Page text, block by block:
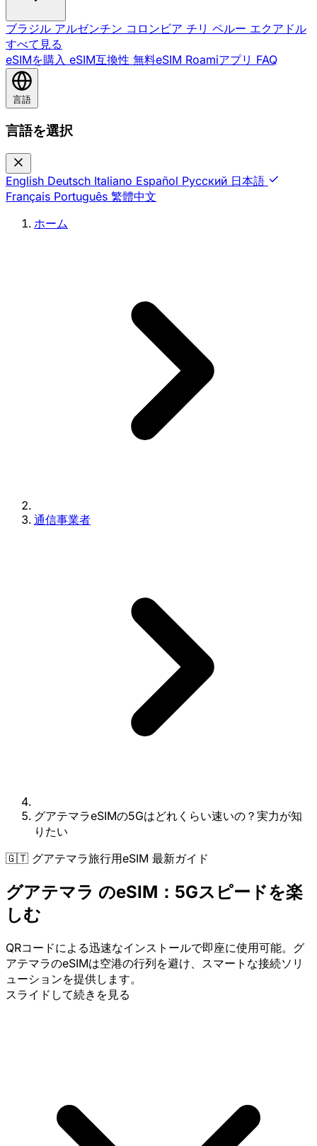
ブラジル アルゼンチン コロンビア チリ ペルー エクアドル
すべて見る
eSIMを購入 eSIM互換性 無料eSIM Roamiアプリ FAQ
言語
言語を選択
English Deutsch Italiano Español Русский 日本語
Français Português 繁體中文
ホーム
通信事業者
グアテマラeSIMの5Gはどれくらい速いの？実力が知
りたい
🇬🇹 グアテマラ旅行用eSIM 最新ガイド
グアテマラ のeSIM：5Gスピードを楽
しむ
QRコードによる迅速なインストールで即座に使用可能。グ
アテマラのeSIMは空港の行列を避け、スマートな接続ソリ
ューションを提供します。
スライドして続きを見る